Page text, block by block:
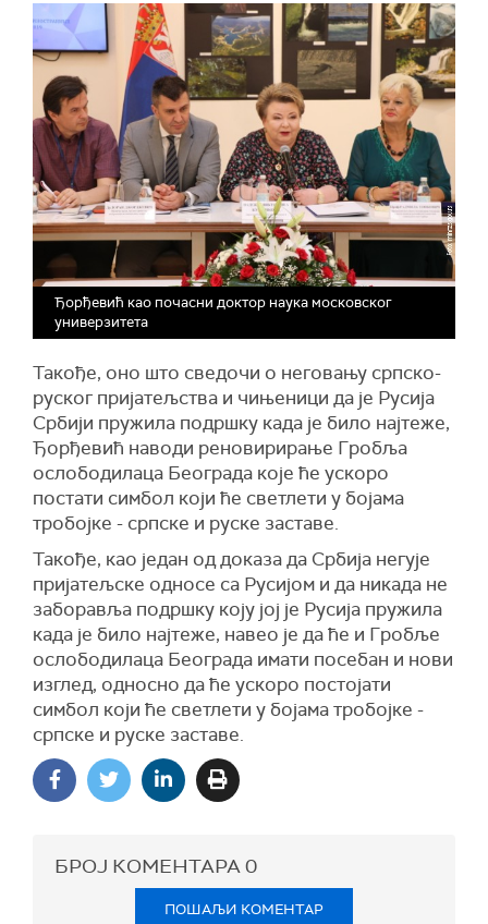
Ђорђевић као почасни доктор наука московског
универзитета
Такође, оно што сведочи о неговању српско-
руског пријатељства и чињеници да је Русија
Србији пружила подршку када је било најтеже,
Ђорђевић наводи реновирирање Гробља
ослободилаца Београда које ће ускоро
постати симбол који ће светлети у бојама
тробојке - српске и руске заставе.
Такође, као један од доказа да Србија негује
пријатељске односе са Русијом и да никада не
заборавља подршку коју јој је Русија пружила
када је било најтеже, навео је да ће и Гробље
ослободилаца Београда имати посебан и нови
изглед, односно да ће ускоро постојати
симбол који ће светлети у бојама тробојке -
српске и руске заставе.
БРОЈ КОМЕНТАРА0
ПОШАЉИ КОМЕНТАР